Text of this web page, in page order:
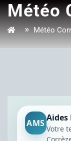
Météo
» Météo
AMSAides
Votre